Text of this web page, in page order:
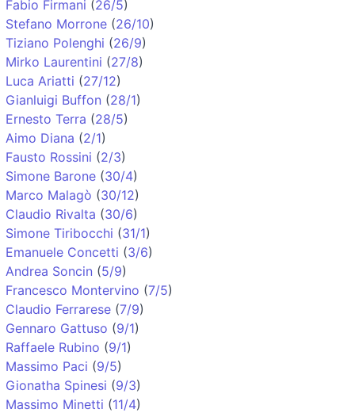
Fabio Firmani (26/5)
Stefano Morrone (26/10)
Tiziano Polenghi (26/9)
Mirko Laurentini (27/8)
Luca Ariatti (27/12)
Gianluigi Buffon (28/1)
Ernesto Terra (28/5)
Aimo Diana (2/1)
Fausto Rossini (2/3)
Simone Barone (30/4)
Marco Malagò (30/12)
Claudio Rivalta (30/6)
Simone Tiribocchi (31/1)
Emanuele Concetti (3/6)
Andrea Soncin (5/9)
Francesco Montervino (7/5)
Claudio Ferrarese (7/9)
Gennaro Gattuso (9/1)
Raffaele Rubino (9/1)
Massimo Paci (9/5)
Gionatha Spinesi (9/3)
Massimo Minetti (11/4)